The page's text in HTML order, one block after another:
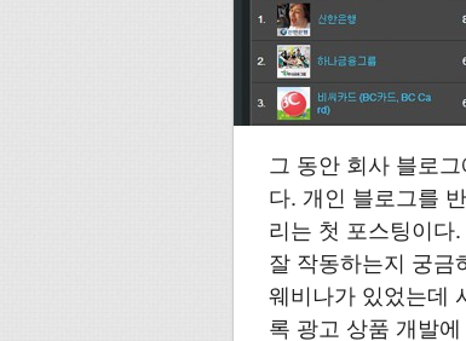
그 동안 회사 블로
다. 개인 블로그를
리는 첫 포스팅이
잘 작동하는지 궁금
웨비나가 있었는데
록 광고 상품 개발